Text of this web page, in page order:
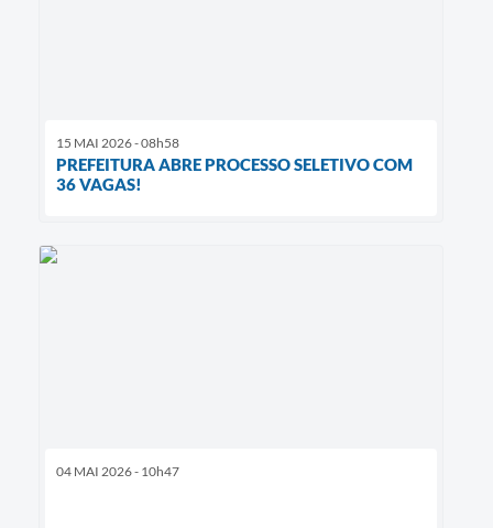
15 MAI 2026 - 08h58
PREFEITURA ABRE PROCESSO SELETIVO COM
36 VAGAS!
04 MAI 2026 - 10h47